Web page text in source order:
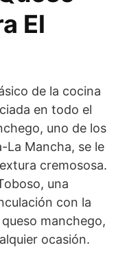
El
de la cocina
en todo el
uno de los
La Mancha, se le
cremososa.
una
con la
manchego,
ocasión.